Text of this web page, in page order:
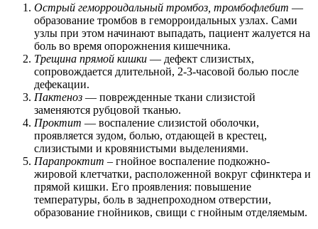
Острый геморроидальный тромбоз, тромбофлебит —
образование тромбов в геморроидальных узлах. Сами
узлы при этом начинают выпадать, пациент жалуется на
боль во время опорожнения кишечника.
Трещина прямой кишки — дефект слизистых,
сопровождается длительной, 2-3-часовой болью после
дефекации.
Пактеноз — поврежденные ткани слизистой
заменяются рубцовой тканью.
Проктит — воспаление слизистой оболочки,
проявляется зудом, болью, отдающей в крестец,
слизистыми и кровянистыми выделениями.
Парапроктит – гнойное воспаление подкожно-
жировой клетчатки, расположенной вокруг сфинктера и
прямой кишки. Его проявления: повышение
температуры, боль в заднепроходном отверстии,
образование гнойников, свищи с гнойным отделяемым.